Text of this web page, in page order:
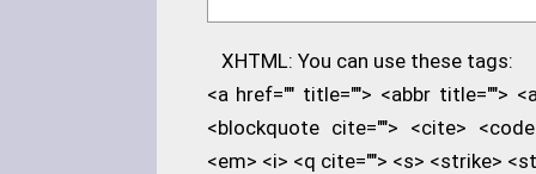
XHTML: You can use these tags:
<a href="" title=""> <abbr title="">
<blockquote cite=""> <cite>
<em> <i> <q cite=""> <s> <strike>